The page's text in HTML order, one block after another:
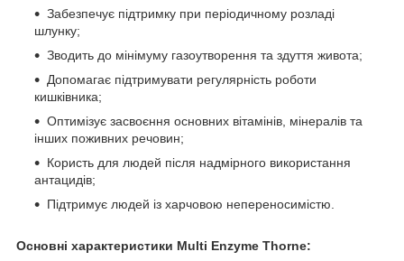
Забезпечує підтримку при періодичному розладі
шлунку;
Зводить до мінімуму газоутворення та здуття живота;
Допомагає підтримувати регулярність роботи
кишківника;
Оптимізує засвоєння основних вітамінів, мінералів та
інших поживних речовин;
Користь для людей після надмірного використання
антацидів;
Підтримує людей із харчовою непереносимістю.
Основні характеристики Multi Enzyme Thorne: